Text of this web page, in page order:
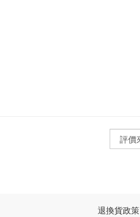
退換貨政策